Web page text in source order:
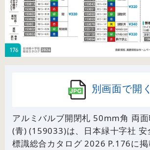
別画面で開く
アルミバルブ開閉札 50mm角 両
(青) (159033)は、日本緑十字社 安
標識総合カタログ 2026 P.176に